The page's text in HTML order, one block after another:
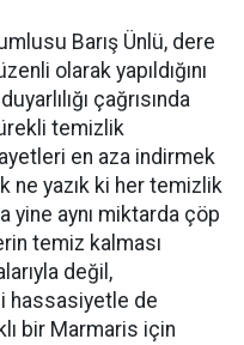
Barış Ünlü, dere
olarak yapıldığını
çağrısında
temizlik
en aza indirmek
ne yazık ki her temizlik
yine aynı miktarda çöp
temiz kalması
değil,
hassasiyetle de
bir Marmaris için